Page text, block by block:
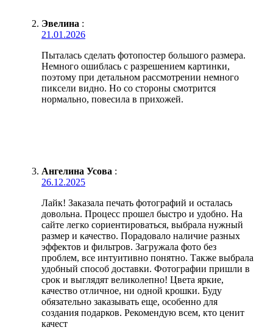
Эвелина :
21.01.2026
Пыталась сделать фотопостер большого размера.
Немного ошиблась с разрешением картинки,
поэтому при детальном рассмотрении немного
пиксели видно. Но со стороны смотрится
нормально, повесила в прихожей.
Ангелина Усова :
26.12.2025
Лайк! Заказала печать фотографий и осталась
довольна. Процесс прошел быстро и удобно. На
сайте легко сориентироваться, выбрала нужный
размер и качество. Порадовало наличие разных
эффектов и фильтров. Загружала фото без
проблем, все интуитивно понятно. Также выбрала
удобный способ доставки. Фотографии пришли в
срок и выглядят великолепно! Цвета яркие,
качество отличное, ни одной крошки. Буду
обязательно заказывать еще, особенно для
создания подарков. Рекомендую всем, кто ценит
качест